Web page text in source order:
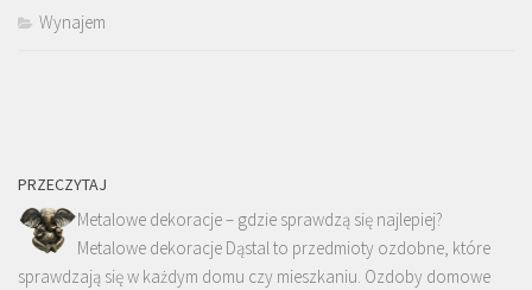
Wynajem
PRZECZYTAJ
Metalowe dekoracje – gdzie sprawdzą się najlepiej?
Metalowe dekoracje Dąstal to przedmioty ozdobne, które
sprawdzają się w każdym domu czy mieszkaniu. Ozdoby domowe